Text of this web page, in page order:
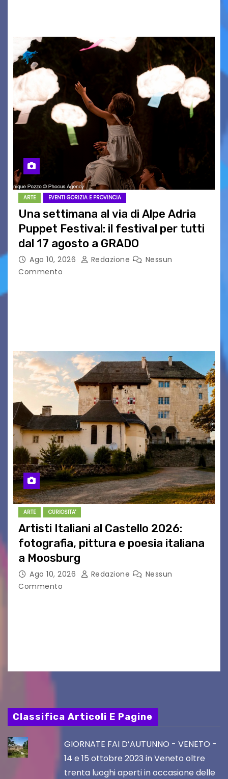
ARTE EVENTI GORIZIA E PROVINCIA
Una settimana al via di Alpe Adria
Puppet Festival: il festival per tutti
dal 17 agosto a GRADO
Ago 10, 2026 Redazione
Nessun
Commento
ARTE CURIOSITA'
Artisti Italiani al Castello 2026:
fotografia, pittura e poesia italiana
a Moosburg
Ago 10, 2026 Redazione
Nessun
Commento
Classifica Articoli E Pagine
GIORNATE FAI D’AUTUNNO - VENETO -
14 e 15 ottobre 2023 in Veneto oltre
trenta luoghi aperti in occasione delle